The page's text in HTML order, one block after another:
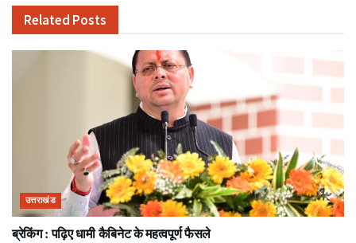
Related Posts
उत्तराखंड
ब्रेकिंग : पढ़िए धामी कैबिनेट के महत्वपूर्ण फैसले